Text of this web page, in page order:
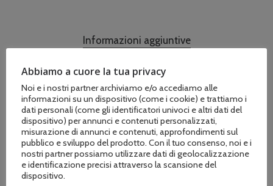
Informazioni aggiuntive
Marchio
Maya
Adatto per motoseghe
Stihl
Abbiamo a cuore la tua privacy
Noi e i nostri partner archiviamo e/o accediamo alle
informazioni su un dispositivo (come i cookie) e trattiamo i
dati personali (come gli identificatori univoci e altri dati del
dispositivo) per annunci e contenuti personalizzati,
misurazione di annunci e contenuti, approfondimenti sul
pubblico e sviluppo del prodotto. Con il tuo consenso, noi e i
nostri partner possiamo utilizzare dati di geolocalizzazione
e identificazione precisi attraverso la scansione del
dispositivo.